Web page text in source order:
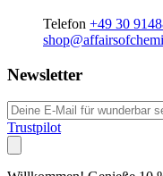
Telefon +49 30
Newsletter
Trustpilot